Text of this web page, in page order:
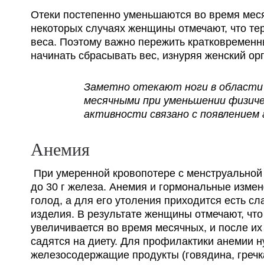
Отеки постепенно уменьшаются во время
некоторых случаях женщины отмечают, что
веса. Поэтому важно пережить
начинать сбрасывать вес, изнуряя женский
Заметно отекают ноги в области
месячными при уменьшении
активности связано с
Анемия
При умеренной кровопотере с
до 30 г железа. Анемия и гормональные
голод, а для его утоления приходится есть
изделия. В результате женщины отмечают,
увеличивается во время месячных, и после
садятся на диету. Для профилактики анемии
железосодержащие продукты (говядина,